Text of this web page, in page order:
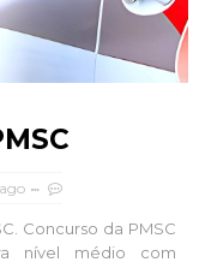
Concurso da PMSC
nível médio com